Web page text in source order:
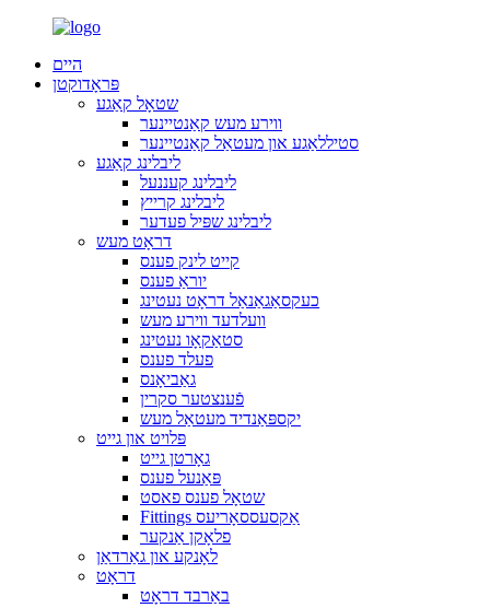
היים
פּראָדוקטן
שטאָל קאַגע
ווירע מעש קאַנטיינער
סטיללאַגע און מעטאַל קאַנטיינער
ליבלינג קאַגע
ליבלינג קעננעל
ליבלינג קרייץ
ליבלינג שפּיל פעדער
דראָט מעש
קייט לינק פענס
יוראַ פענס
כעקסאַגאַנאַל דראָט נעטינג
וועלדעד ווירע מעש
סטאַקאָו נעטינג
פעלד פענס
גאַביאָנס
פֿענצטער סקרין
יקספּאַנדיד מעטאַל מעש
פּלויט און גייט
גאָרטן גייט
פּאַנעל פענס
שטאָל פענס פאסט
Fittings אַקסעססאָריעס
פלאָקן אַנקער
לאָנקע און גאַרדאַן
דראָט
באַרבד דראָט